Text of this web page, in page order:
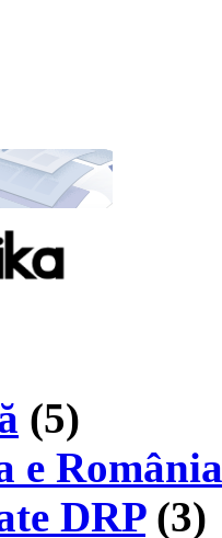
(5)
e România
DRP(3)